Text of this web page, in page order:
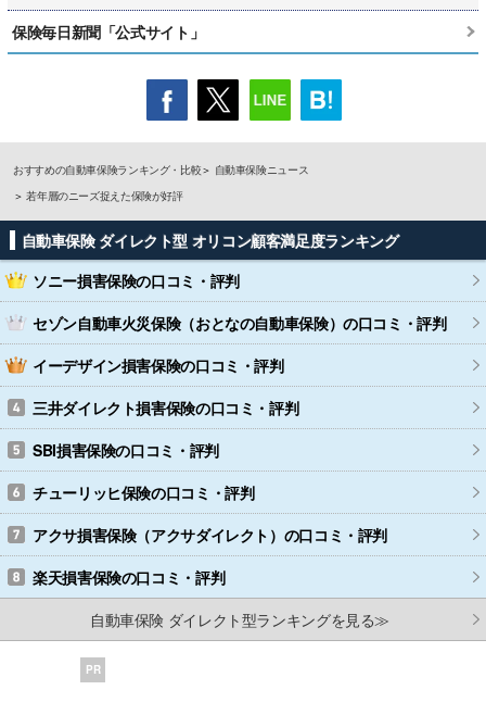
保険毎日新聞「公式サイト」
おすすめの自動車保険ランキング・比較
自動車保険ニュース
若年層のニーズ捉えた保険が好評
自動車保険 ダイレクト型 オリコン顧客満足度ランキング
ソニー損害保険の口コミ・評判
セゾン自動車火災保険（おとなの自動車保険）の口コミ・評判
イーデザイン損害保険の口コミ・評判
三井ダイレクト損害保険の口コミ・評判
SBI損害保険の口コミ・評判
チューリッヒ保険の口コミ・評判
アクサ損害保険（アクサダイレクト） の口コミ・評判
楽天損害保険の口コミ・評判
自動車保険 ダイレクト型ランキングを見る≫
PR